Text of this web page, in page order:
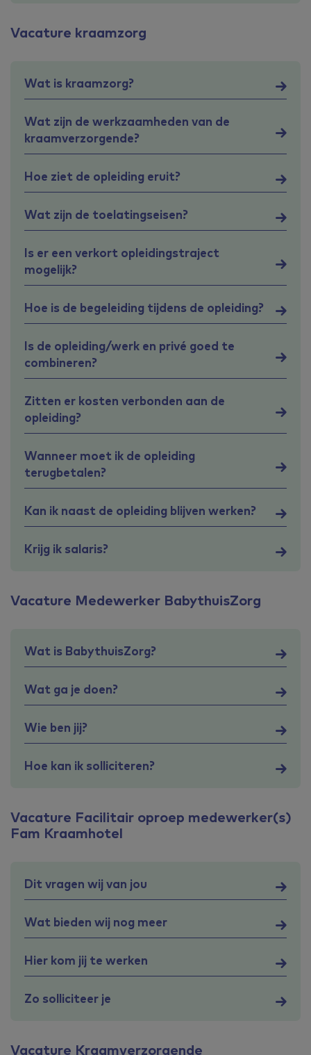
Vacature kraamzorg
Wat is kraamzorg?
Wat zijn de werkzaamheden van de
kraamverzorgende?
Hoe ziet de opleiding eruit?
Wat zijn de toelatingseisen?
Is er een verkort opleidingstraject
mogelijk?
Hoe is de begeleiding tijdens de opleiding?
Is de opleiding/werk en privé goed te
combineren?
Zitten er kosten verbonden aan de
opleiding?
Wanneer moet ik de opleiding
terugbetalen?
Kan ik naast de opleiding blijven werken?
Krijg ik salaris?
Vacature Medewerker BabythuisZorg
Wat is BabythuisZorg?
Wat ga je doen?
Wie ben jij?
Hoe kan ik solliciteren?
Vacature Facilitair oproep medewerker(s)
Fam Kraamhotel
Dit vragen wij van jou
Wat bieden wij nog meer
Hier kom jij te werken
Zo solliciteer je
Vacature Kraamverzorgende